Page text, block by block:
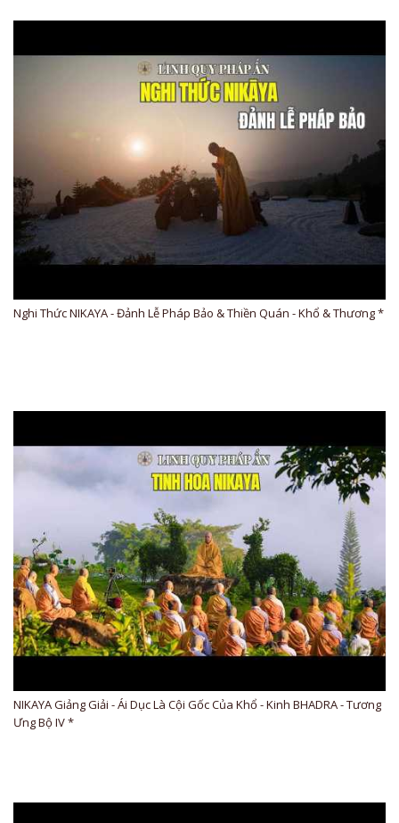
Nghi Thức NIKAYA - Đảnh Lễ Pháp Bảo & Thiền Quán - Khổ & Thương *
NIKAYA Giảng Giải - Ái Dục Là Cội Gốc Của Khổ - Kinh BHADRA - Tương
Ưng Bộ IV *